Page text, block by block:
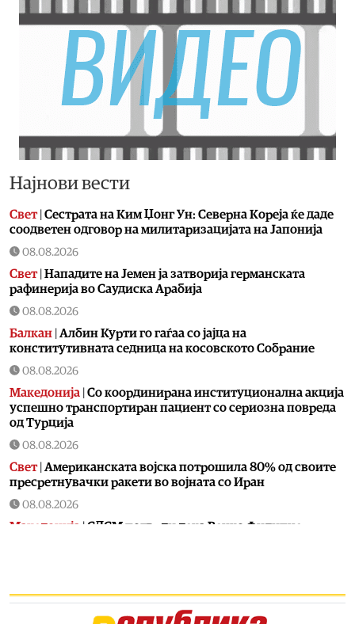
Најнови вести
Свет| Сестрата на Ким Џонг Ун: Cеверна Кореја ќе даде
соодветен одговор на милитаризацијата на Јапонија
08.08.2026
Свет| Нападите на Јемен ја затворија германската
рафинерија во Саудиска Арабија
08.08.2026
Балкан Албин Курти го гаѓаа со јајца на
конститутивната седница на косовското Собрание
08.08.2026
Македонија Со координирана институционална акција
успешно транспортиран пациент со сериозна повреда
од Турција
08.08.2026
Свет| Американската војска потрошила 80% од своите
пресретнувачки ракети во војната со Иран
08.08.2026
Македонија | СДСМ потврди дека Венко Филипче
отплата на долговите отколку за одбрана